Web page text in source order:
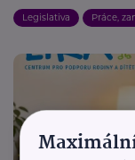
Legislativa Práce,